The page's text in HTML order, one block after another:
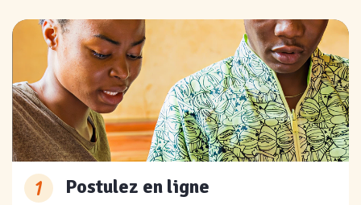
1 Postulez en ligne